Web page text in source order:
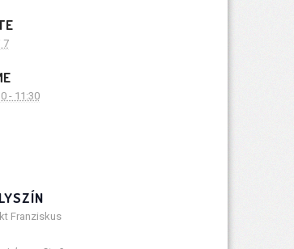
7
- 11:30
Franziskus